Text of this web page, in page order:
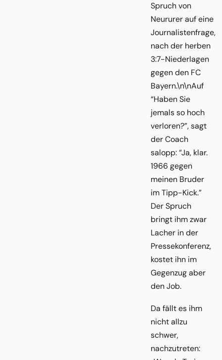
Spruch von
Neururer auf eine
Journalistenfrage,
nach der herben
3:7-Niederlagen
gegen den FC
Bayern.\n\nAuf
“Haben Sie
jemals so hoch
verloren?”, sagt
der Coach
salopp: “Ja, klar.
1966 gegen
meinen Bruder
im Tipp-Kick.”
Der Spruch
bringt ihm zwar
Lacher in der
Pressekonferenz,
kostet ihn im
Gegenzug aber
den Job.
Da fällt es ihm
nicht allzu
schwer,
nachzutreten: